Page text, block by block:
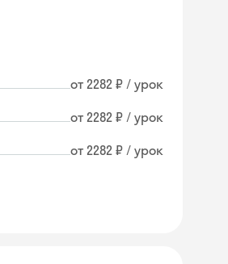
от 2282 ₽ / урок
от 2282 ₽ / урок
от 2282 ₽ / урок